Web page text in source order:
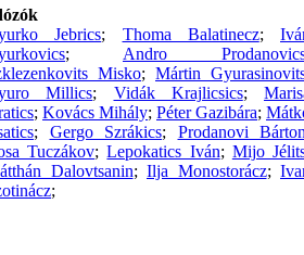
Jebrics; Thoma Balatinecz;
; Andro
Misko; Mártin
Millics; Vidák Krajlicsics;
; Kovács Mihály; Péter Gazibára;
; Gergo Szrákics; Prodanovi
Tuczákov;Lepokatics Iván; Mijo
Dalovtsanin; Ilja Monostorácz;
;